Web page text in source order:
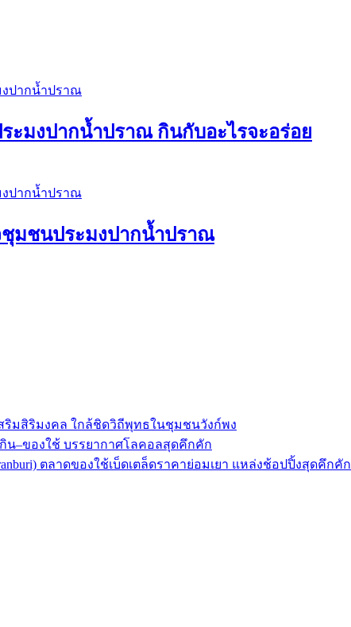
มงปากน้ำปราณ กินกับอะไรจะอร่อย
มชน​ประมงปากน้ำปราณ
ริมสิริมงคล ใกล้ชิดวิถีพุทธในชุมชนวังก์พง
–ของใช้ บรรยากาศโลคอลสุดคึกคัก
ตลาดของใช้เบ็ดเตล็ดราคาย่อมเยา แหล่งช้อปปิ้งสุดคึกคัก